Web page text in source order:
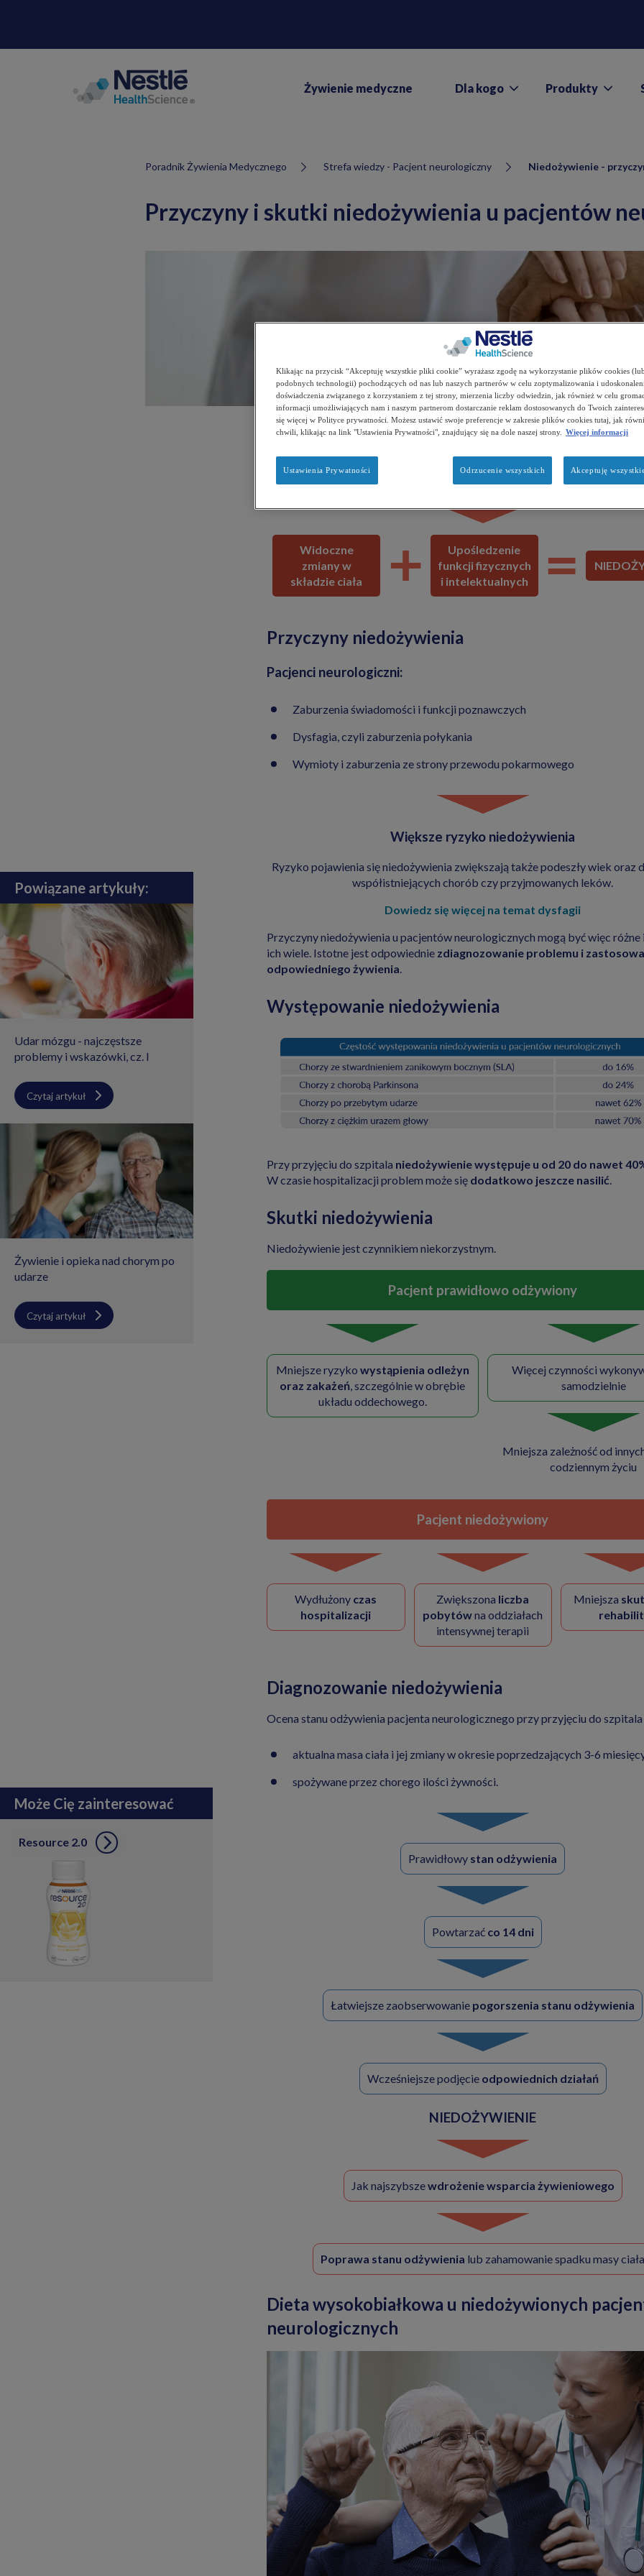
Żywienie medyczne Dla kogo Produkty
Poradnik Żywienia Medycznego Strefa wiedzy - Pacjent neurologiczny Niedożywienie -
Przyczyny i skutki niedożywienia u pacjentów
U osoby niedożywionej leczenie każdej choroby może być trudniejsze.Czy
Nieprawidłowe spożycie składników odżywczych
Widoczne
zmiany w
składzie ciała
Upośledzenie
funkcji fizycznych
i intelektualnych
Przyczyny niedożywienia
Pacjenci neurologiczni:
Zaburzenia świadomości i funkcji poznawczych
Dysfagia, czyli zaburzenia połykania
Wymioty i zaburzenia ze strony przewodu pokarmowego
Większe ryzyko niedożywienia
Ryzyko pojawienia się niedożywienia zwiększają także podeszły wiek oraz
współistniejących chorób czy przyjmowanych leków.
Dowiedz się więcej na temat dysfagii
Przyczyny niedożywienia u pacjentów neurologicznych mogą być więc różne
ich wiele. Istotne jest odpowiednie zdiagnozowanie problemu i
odpowiedniego żywienia.
Występowanie niedożywienia
Przy przyjęciu do szpitala niedożywienie występuje u od 20 do nawet
W czasie hospitalizacji problem może się dodatkowo jeszcze nasilić.
Skutki niedożywienia
Niedożywienie jest czynnikiem niekorzystnym.
Pacjent prawidłowo odżywiony
Mniejsze ryzyko wystąpienia odleżyn
oraz zakażeń , szczególnie w obrębie
układu oddechowego.
Więcej czynności
samodzielnie
Mniejsza zależność od
codziennym życiu
Pacjent niedożywiony
Wydłużony czas
hospitalizacji
Zwiększona liczba
pobytówna oddziałach
intensywnej terapii
Mniejsza
Diagnozowanie niedożywienia
Ocena stanu odżywienia pacjenta neurologicznego przy przyjęciu do szpitala
aktualna masa ciała i jej zmiany w okresie poprzedzających 3-6
spożywane przez chorego ilości żywności.
Prawidłowy stan odżywienia
Powtarzać co 14 dni
Łatwiejsze zaobserwowanie pogorszenia stanu odżywienia
Wcześniejsze podjęcie odpowiednich działań
NIEDOŻYWIENIE
Jak najszybszewdrożenie wsparcia żywieniowego
Poprawa stanu odżywienia lub zahamowanie spadku masy ciała
Dieta wysokobiałkowa u niedożywionych
neurologicznych
Powiązane artykuły:
Udar mózgu - najczęstsze
problemy i wskazówki, cz. I
Czytaj artykuł
Żywienie i opieka nad chorym po
udarze
Czytaj artykuł
Może Cię zainteresować
Resource 2.0
Klikając na przycisk “Akceptuję wszystkie pliki cookie” wyrażasz zgodę na wykorzystanie plików cookies
podobnych technologii) pochodzących od nas lub naszych partnerów w celu zoptymalizowania i
doświadczenia związanego z korzystaniem z tej strony, mierzenia liczby odwiedzin, jak również w celu
informacji umożliwiających nam i naszym partnerom dostarczanie reklam dostosowanych do Twoich
się więcej w Polityce prywatności. Możesz ustawić swoje preferencje w zakresie plików cookies tutaj, jak
chwili, klikając na link "Ustawienia Prywatności", znajdujący się na dole naszej strony. Więcej informacji
Ustawienia Prywatności Odrzucenie wszystkich Akceptuję